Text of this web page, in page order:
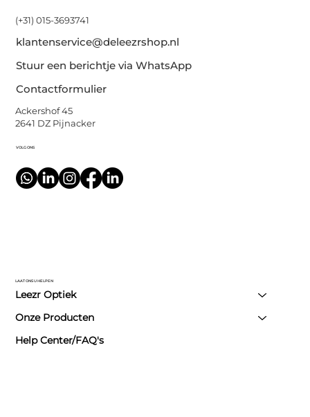
LAAT ONS U HELPEN
Leezr Optiek
Onze Producten
Help Center/FAQ's
(+31) 015-3693741
klantenservice@deleezrshop.nl
Stuur een berichtje via WhatsApp
Contactformulier
Ackershof 45
2641 DZ Pijnacker
VOLG ONS